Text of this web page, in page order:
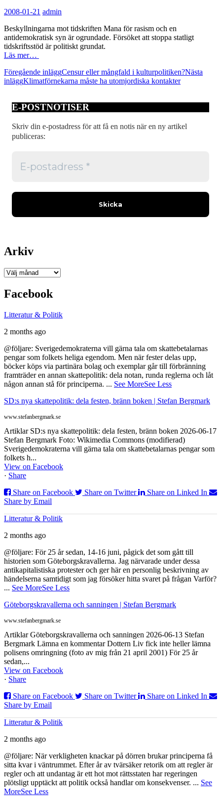
2008-01-21 admin
Beskyllningarna mot tidskriften Mana för rasism och en
antidemokratisk syn är ogrundade. Försöket att stoppa statligt
tidskriftsstöd är politiskt grundat.
Läs mer…
Inläggsnavigering
Föregående inläggCensur eller mångfald i kulturpolitiken?Nästa
inläggKlimatförnekarna måste ha utomjordiska kontakter
E-POSTNOTISER
Skriv din e-postadress för att få en notis när en ny artikel
publiceras:
Arkiv
Arkiv
Facebook
Litteratur & Politik
2 months ago
@följare: Sverigedemokraterna vill gärna tala om skattebetalarnas
pengar som folkets heliga egendom. Men när fester delas upp,
böcker köps via partinära bolag och exemplar går till förbränning
framträder en annan skattepolitik: dela notan, runda reglerna och låt
någon annan stå för principerna. ... See MoreSee Less
SD:s nya skattepolitik: dela festen, bränn boken | Stefan Bergmark
www.stefanbergmark.se
Artiklar SD:s nya skattepolitik: dela festen, bränn boken 2026-06-17
Stefan Bergmark Foto: Wikimedia Commons (modifierad)
Sverigedemokraterna vill gärna tala om skattebetalarnas pengar som
folkets h...
View on Facebook
· Share
Share on Facebook
Share on Twitter
Share on Linked In
Share by Email
Litteratur & Politik
2 months ago
@följare: För 25 år sedan, 14-16 juni, pågick det som gått till
historien som Göteborgskravallerna. Jag närvarade under dessa
antikapitalistiska protester och ger här en personlig beskrivning av
händelserna samtidigt som jag försöker hitta svaret på frågan Varför?
... See MoreSee Less
Göteborgskravallerna och sanningen | Stefan Bergmark
www.stefanbergmark.se
Artiklar Göteborgskravallerna och sanningen 2026-06-13 Stefan
Bergmark Lämna en kommentar Dottern Liv fick inte heller lämna
polisens omringning (foto av mig från 21 april 2001) För 25 år
sedan,...
View on Facebook
· Share
Share on Facebook
Share on Twitter
Share on Linked In
Share by Email
Litteratur & Politik
2 months ago
@följare: När verkligheten knackar på dörren brukar principerna få
sitta kvar i väntrummet. Efter år av tvärsäker retorik om att regler är
regler och att undantag är ett hot mot rättsstaten har regeringen
plötsligt upptäckt att politik också handlar om konsekvenser. ... See
MoreSee Less